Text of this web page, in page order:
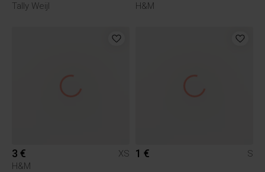
Tally Weijl
H&M
3 €
XS
H&M
1 € S